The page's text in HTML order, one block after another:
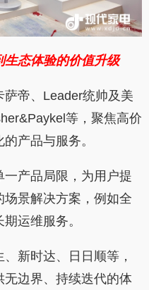
态体验的价值升级
帝、Leader统帅及美
等，聚焦高价
产品与服务。
产品局限，为用户提
景解决方案，例如全
运维服务。
新时达、日日顺等，
边界、持续迭代的体